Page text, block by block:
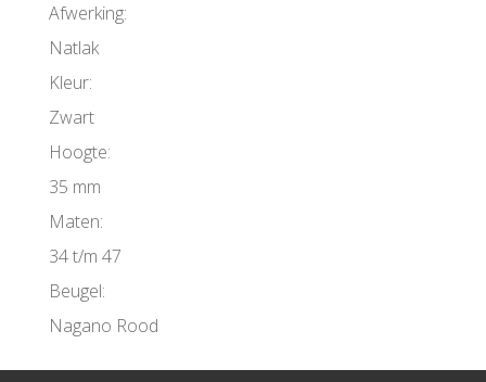
Afwerking:
Natlak
Kleur:
Zwart
Hoogte:
35 mm
Maten:
34 t/m 47
Beugel:
Nagano Rood